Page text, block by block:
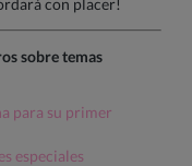
con placer!
sobre temas
para su primer
especiales